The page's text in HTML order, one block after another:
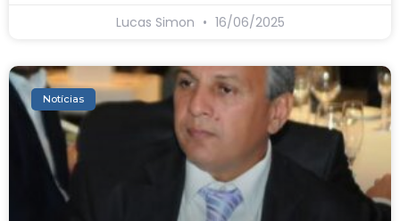
Lucas Simon 16/06/2025
Notícias